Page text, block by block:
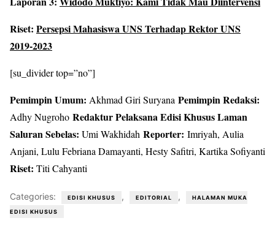
Riset: Persepsi Mahasiswa UNS Terhadap Rektor UNS
2019-2023
[su_divider top=”no”]
Pemimpin Umum: Akhmad Giri Suryana Pemimpin Redaksi:
Adhy Nugroho Redaktur Pelaksana Edisi Khusus Laman
Saluran Sebelas: Umi Wakhidah Reporter: Imriyah, Aulia
Anjani, Lulu Febriana Damayanti, Hesty Safitri, Kartika Sofiyanti
Riset: Titi Cahyanti
Categories: EDISI KHUSUS , EDITORIAL , HALAMAN MUKA
EDISI KHUSUS